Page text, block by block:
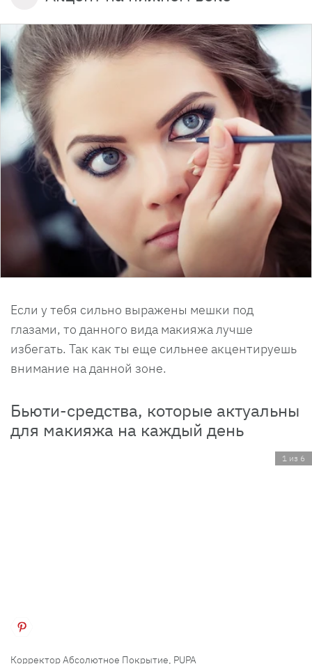
Если у тебя сильно выражены мешки под
глазами, то данного вида макияжа лучше
избегать. Так как ты еще сильнее акцентируешь
внимание на данной зоне.
Бьюти-средства, которые актуальны
для макияжа на каждый день
1 из 6
Корректор Абсолютное Покрытие, PUPA